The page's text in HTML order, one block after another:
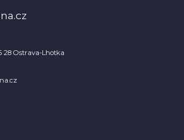
28 Ostrava-Lhotka